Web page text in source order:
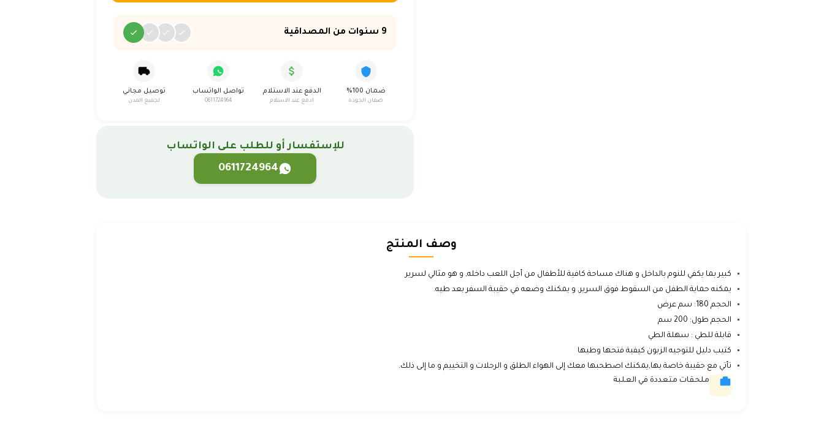
9 سنوات من المصداقية
ضمان 100%
ضمان الجودة
الدفع عند الاستلام
ادفع عند الاستلام
تواصل الواتساب
0611724964
توصيل مجاني
لجميع المدن
للإستفسار أو للطلب على الواتساب
0611724964
وصف المنتج
كبير بما يكفي للنوم بالداخل و هناك مساحة كافية للأطفال من أجل اللعب داخله, و هو مثالي لسرير
يمكنه حماية الطفل من السقوط فوق السرير, و يمكنك وضعه في حقيبة السفر بعد طيه.​
الحجم 180: سم عرض
الحجم طول: 200 سم
قابلة للطي : سهلة الطي
كتيب دليل للتوجيه الزبون كيفية فتحها وطيها
تأتي مع حقيبة خاصة بها,يمكنك اصطحبها معك إلى الهواء الطلق و الرحلات و التخييم و ما إلى ذلك.
ملحقات متعددة في العلبة